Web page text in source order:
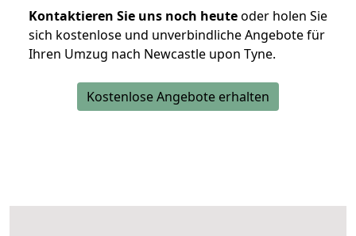
Kontaktieren Sie uns noch heuteoder holen Sie
sich kostenlose und unverbindliche Angebote für
Ihren Umzug nach Newcastle upon Tyne.
Kostenlose Angebote erhalten